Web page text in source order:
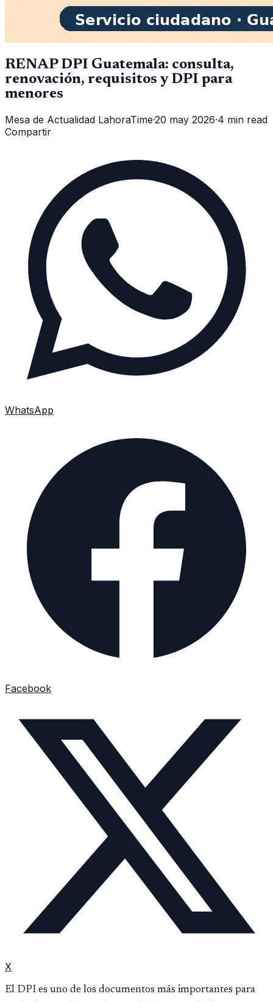
RENAP DPI Guatemala: consulta,
renovación, requisitos y DPI para
menores
Mesa de Actualidad LahoraTime·20 may 2026·4 min read
Compartir
WhatsApp
Facebook
X
El DPI es uno de los documentos más importantes para